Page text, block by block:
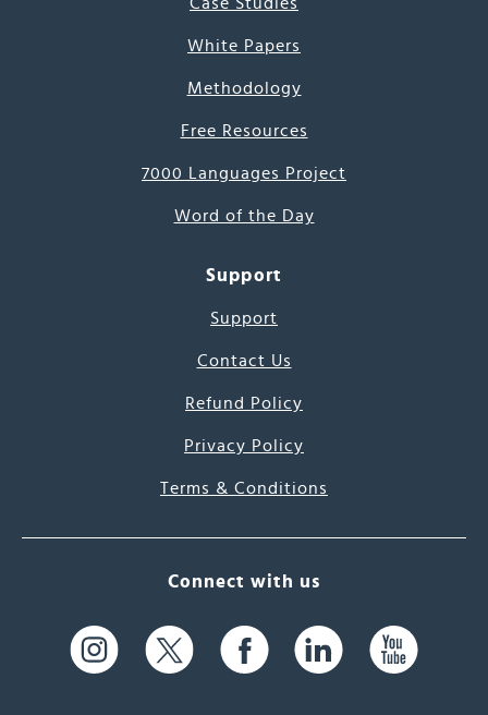
White Papers
Methodology
Free Resources
7000 Languages Project
Word of the Day
Support
Support
Contact Us
Refund Policy
Privacy Policy
Terms & Conditions
Connect with us